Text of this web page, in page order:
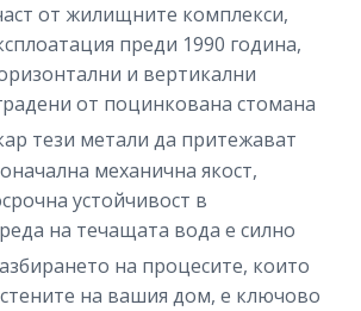
от жилищните комплекси,
преди 1990 година,
и вертикални
от поцинкована стомана
тези метали да притежават
механична якост,
устойчивост в
на течащата вода е силно
на процесите, които
на вашия дом, е ключово